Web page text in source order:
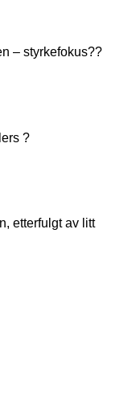
– styrkefokus??
?
etterfulgt av litt